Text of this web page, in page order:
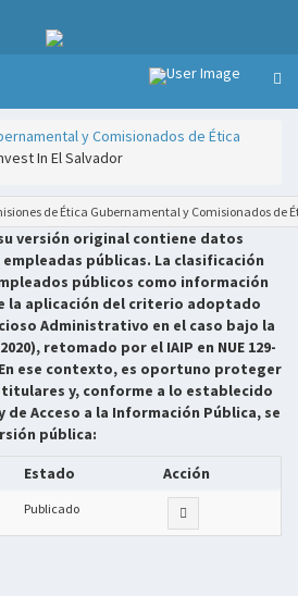
y Comisionados de Ética
In El Salvador
de Ética Gubernamental y Comisionados de
versión original contiene datos
públicas. La clasificación
públicos como información
la aplicación del criterio adoptado
Administrativo en el caso bajo la
retomado por el IAIP en NUE 129-
En ese contexto, es oportuno proteger
y, conforme a lo establecido
de Acceso a la Información Pública, se
pública:
Estado
Acción
Publicado